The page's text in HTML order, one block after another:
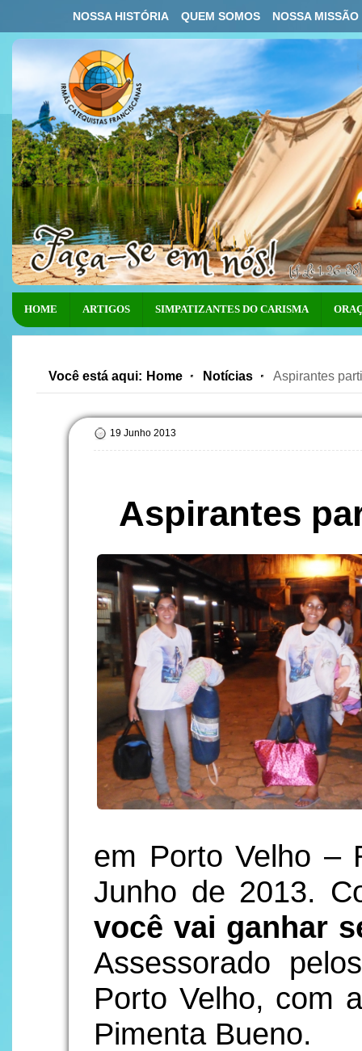
NOSSA HISTÓRIA QUEM SOMOS NOSSA MISSÃO
HOME ARTIGOS SIMPATIZANTES DO CARISMA
Você está aqui: Home Notícias Aspirantes
19 Junho 2013
Aspirantes
em Porto Velho –
Junho de 2013.
você vai ganhar
Assessorado
Porto Velho, com
Pimenta Bueno.